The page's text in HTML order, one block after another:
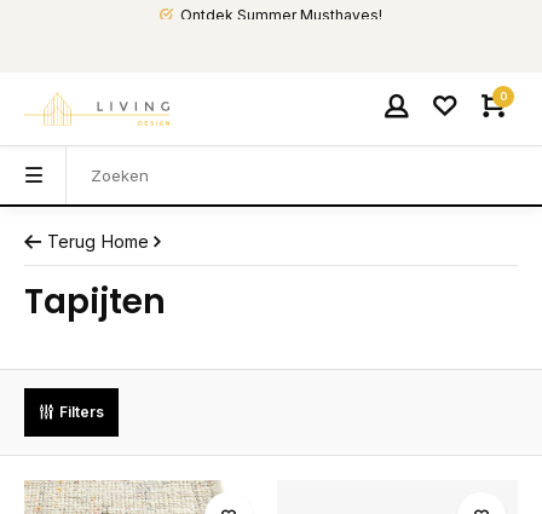
Ontdek Summer Musthaves!
0
Terug Home
Tapijten
Filters